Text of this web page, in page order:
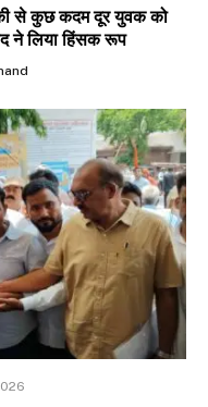
से कुछ कदम दूर युवक को
ने लिया हिंसक रूप